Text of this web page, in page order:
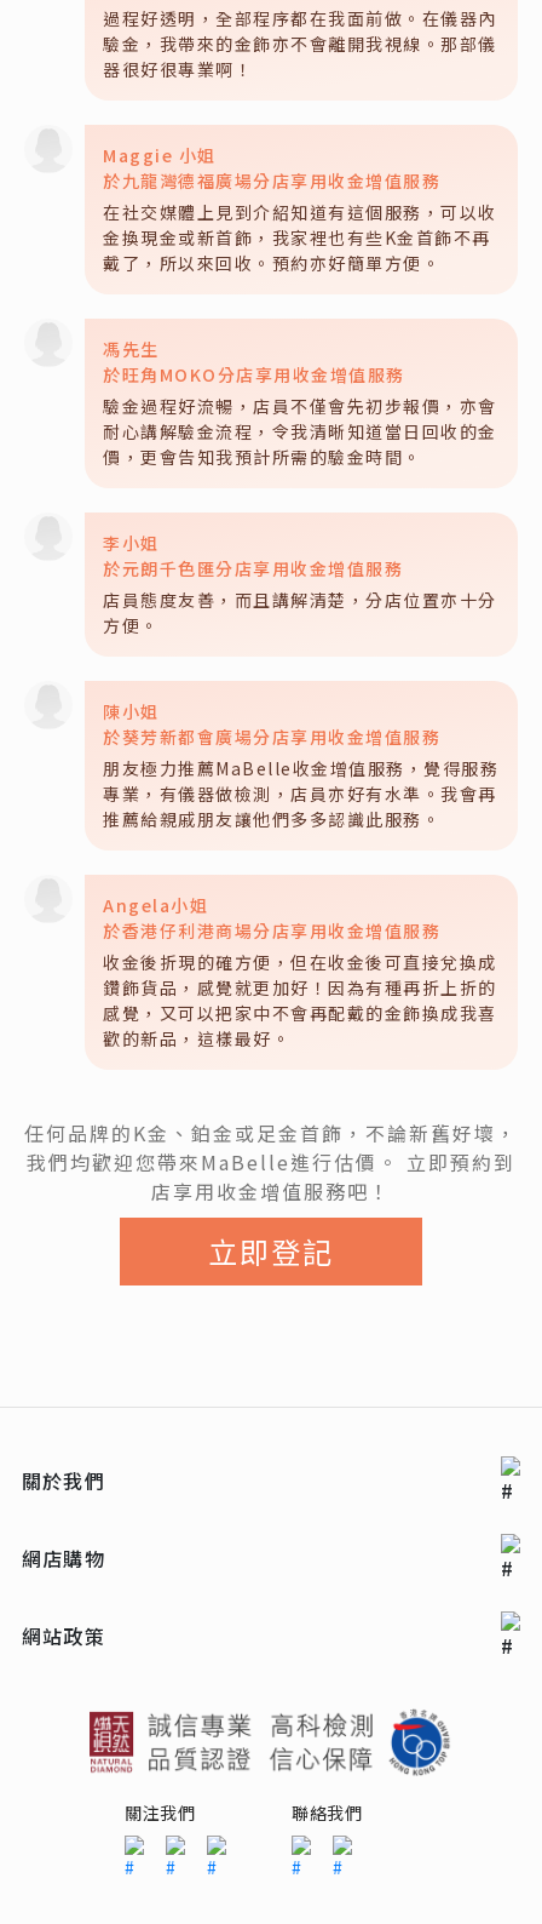
過程好透明，全部程序都在我面前做。在儀器內
驗金，我帶來的金飾亦不會離開我視線。那部儀
器很好很專業啊！
Maggie 小姐
於九龍灣德福廣場分店享用收金增值服務
在社交媒體上見到介紹知道有這個服務，可以收
金換現金或新首飾，我家裡也有些K金首飾不再
戴了，所以來回收。預約亦好簡單方便。
馮先生
於旺角MOKO分店享用收金增值服務
驗金過程好流暢，店員不僅會先初步報價，亦會
耐心講解驗金流程，令我清晰知道當日回收的金
價，更會告知我預計所需的驗金時間。
李小姐
於元朗千色匯分店享用收金增值服務
店員態度友善，而且講解清楚，分店位置亦十分
方便。
陳小姐
於葵芳新都會廣場分店享用收金增值服務
朋友極力推薦MaBelle收金增值服務，覺得服務
專業，有儀器做檢測，店員亦好有水準。我會再
推薦給親戚朋友讓他們多多認識此服務。
Angela小姐
於香港仔利港商場分店享用收金增值服務
收金後折現的確方便，但在收金後可直接兌換成
鑽飾貨品，感覺就更加好！因為有種再折上折的
感覺，又可以把家中不會再配戴的金飾換成我喜
歡的新品，這樣最好。
任何品牌的K金、鉑金或足金首飾，不論新舊好壞，
我們均歡迎您帶來MaBelle進行估價。 立即預約到
店享用收金增值服務吧！
立即登記
關於我們
網店購物
網站政策
關注我們 聯絡我們